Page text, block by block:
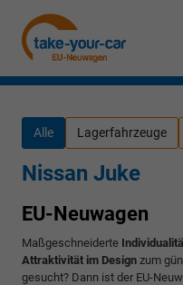
Alle Lagerfahrzeuge
Nissan Juke
EU-Neuwagen
Maßgeschneiderte
Attraktivität im Design zum
gesucht? Dann ist der EU-